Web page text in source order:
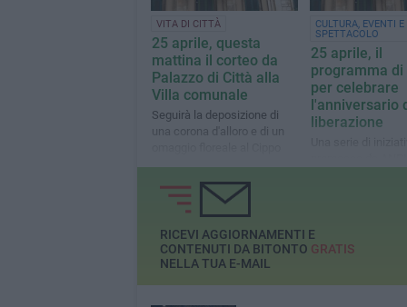
VITA DI CITTÀ
25 aprile, questa
mattina il corteo da
Palazzo di Città alla
Villa comunale
Seguirà la deposizione di
una corona d'alloro e di un
Commemorativo in Villa
CULTURA, EVENTI E
SPETTACOLO
25 aprile, il
programma di
per celebrare
l'anniversario
liberazione
RICEVI AGGIORNAMENTI E
CONTENUTI DA BITONTO GRATIS
NELLA TUA E-MAIL